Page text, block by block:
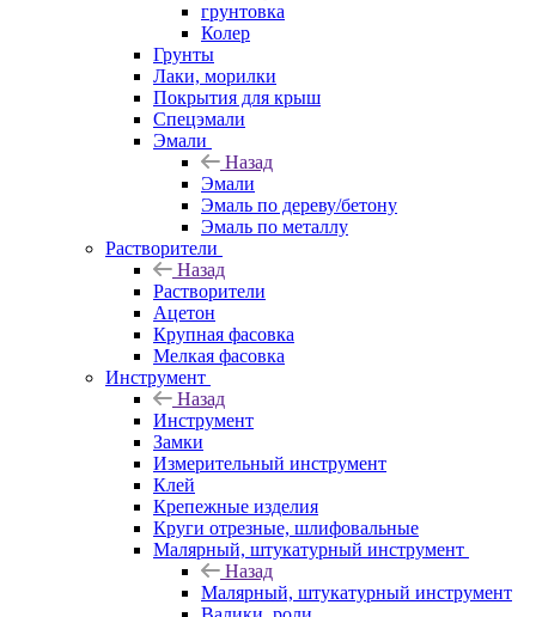
грунтовка
Колер
Грунты
Лаки, морилки
Покрытия для крыш
Спецэмали
Эмали
Назад
Эмали
Эмаль по дереву/бетону
Эмаль по металлу
Растворители
Назад
Растворители
Ацетон
Крупная фасовка
Мелкая фасовка
Инструмент
Назад
Инструмент
Замки
Измерительный инструмент
Клей
Крепежные изделия
Круги отрезные, шлифовальные
Малярный, штукатурный инструмент
Назад
Малярный, штукатурный инструмент